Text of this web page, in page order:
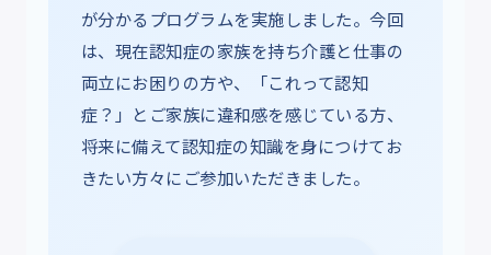
が分かるプログラムを実施しました。今回
は、現在認知症の家族を持ち介護と仕事の
両立にお困りの方や、「これって認知
症？」とご家族に違和感を感じている方、
将来に備えて認知症の知識を身につけてお
きたい方々にご参加いただきました。